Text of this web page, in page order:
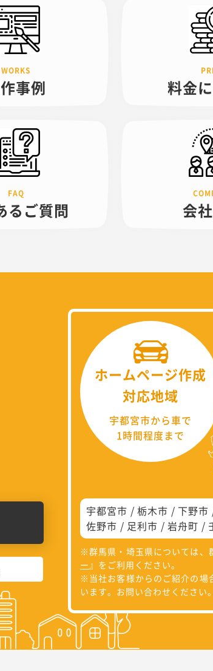
事例 料金
るご質問 会
ホームページ作成
対応地域
宇都宮市から車で
1時間程度まで
宇都宮市 栃木市 下野市
佐野市
足利市 岩舟町
※群馬県・埼玉県については、
ー』をご利用ください。
※当社お客様からのご紹介の場
います。お問い合わせください。